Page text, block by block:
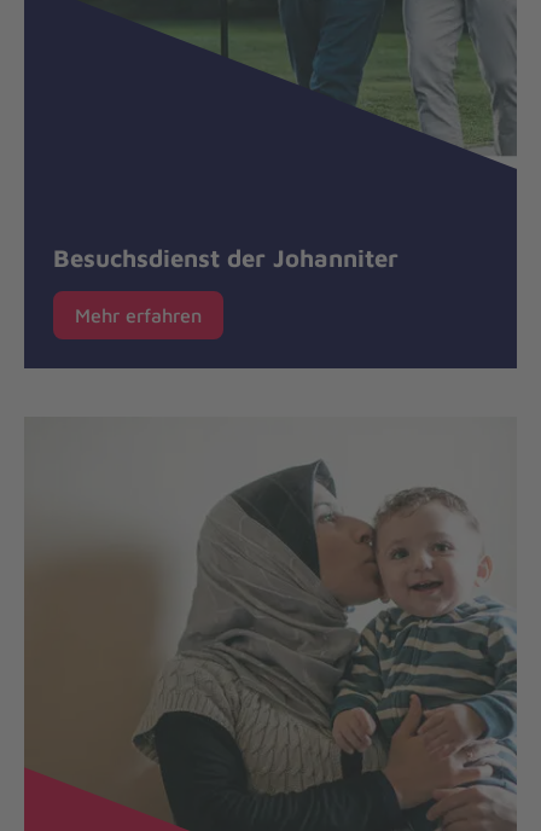
Besuchsdienst der Johanniter
Mehr erfahren